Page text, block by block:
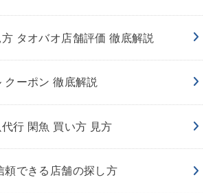
タオバオ店舗評価 徹底解説
クーポン 徹底解説
行 閑魚 買い方 見方
頼できる店舗の探し方